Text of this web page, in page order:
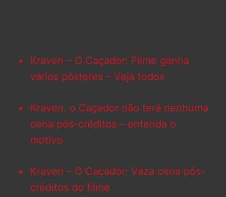
Kraven – O Caçador: Filme ganha
vários pôsteres – Veja todos
Kraven, o Caçador não terá nenhuma
cena pós-créditos – entenda o
motivo
Kraven – O Caçador: Vaza cena pós-
créditos do filme